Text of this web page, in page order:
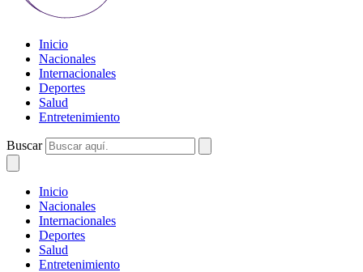
Inicio
Nacionales
Internacionales
Deportes
Salud
Entretenimiento
Buscar
Inicio
Nacionales
Internacionales
Deportes
Salud
Entretenimiento